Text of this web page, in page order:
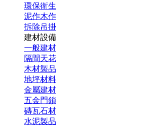
環保衛生
泥作木作
拆除吊掛
建材設備
一般建材
隔間天花
木材製品
地坪材料
金屬建材
五金門鎖
磚瓦石材
水泥製品